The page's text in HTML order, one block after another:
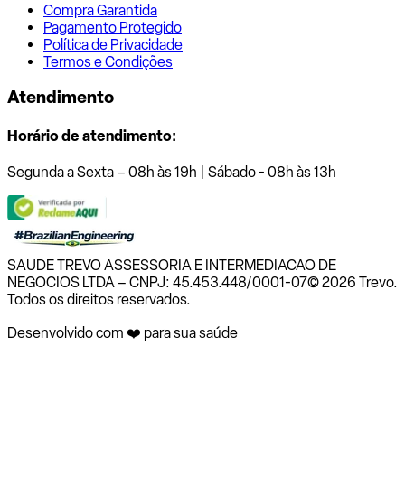
Compra Garantida
Pagamento Protegido
Política de Privacidade
Termos e Condições
Atendimento
Horário de atendimento:
Segunda a Sexta – 08h às 19h | Sábado - 08h às 13h
SAUDE TREVO ASSESSORIA E INTERMEDIACAO DE
NEGOCIOS LTDA – CNPJ: 45.453.448/0001-07© 2026 Trevo.
Todos os direitos reservados.
Desenvolvido com ❤️ para sua saúde